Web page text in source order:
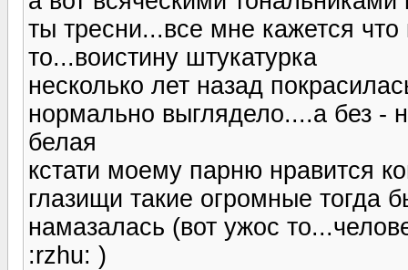
ты тресни...все мне кажется
то...воистину штукатурка
несколько лет назад
нормально выглядело....а без -
белая
кстати моему парню нравится
глазищи такие огромные тогда
намазалась (вот ужос
:rzhu: )